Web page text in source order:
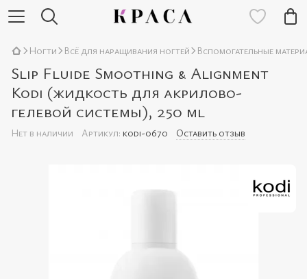
Ногти Всё для наращивания ногтей Вспомогательные
Slip Fluide Smoothing & Alignment
Kodi (жидкость для акрилово-
гелевой системы), 250 ml
Нет в наличии Артикул: kodi-0670 Оставить отзыв